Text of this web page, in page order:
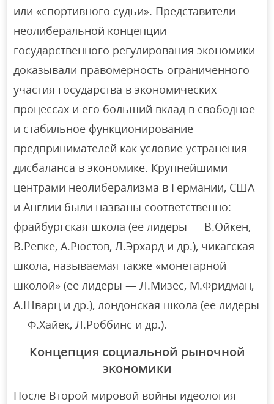
или «спортивного судьи». Представители
неолиберальной концепции
государственного регулирования экономики
доказывали правомерность ограниченного
участия государства в экономических
процессах и его больший вклад в свободное
и стабильное функционирование
предпринимателей как условие устранения
дисбаланса в экономике. Крупнейшими
центрами неолиберализма в Германии, США
и Англии были названы соответственно:
фрайбургская школа (ее лидеры — В.Ойкен,
В.Репке, А.Рюстов, Л.Эрхард и др.), чикагская
школа, называемая также «монетарной
школой» (ее лидеры — Л.Мизес, М.Фридман,
А.Шварц и др.), лондонская школа (ее лидеры
— Ф.Хайек, Л.Роббинс и др.).
Концепция социальной рыночной
экономики
После Второй мировой войны идеология